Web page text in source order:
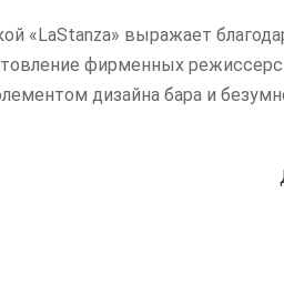
«LaStanza» выражает
фирменных
дизайна бара и